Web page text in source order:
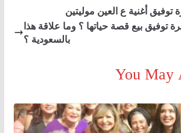
أغنية ع العين موليتين
توفيق بيع قصة حياتها ؟ وما علاقة هذا
بالسعودية ؟
You May